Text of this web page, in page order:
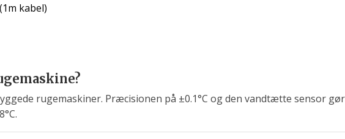
kabel)
rugemaskiner. Præcisionen på ±0.1°C og den vandtætte sensor